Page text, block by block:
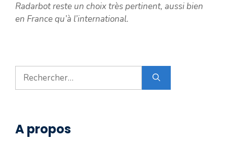
Radarbot reste un choix très pertinent, aussi bien
en France qu’à l’international.
Rechercher :
A propos